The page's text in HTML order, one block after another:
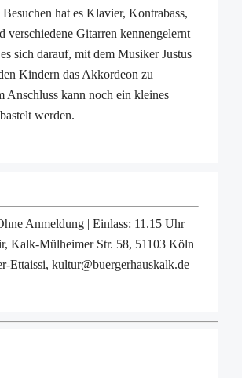
Besuchen hat es Klavier, Kontrabass,
verschiedene Gitarren kennengelernt
sich darauf, mit dem Musiker Justus
Kindern das Akkordeon zu
Anschluss kann noch ein kleines
werden.
Anmeldung | Einlass: 11.15 Uhr
Kalk-Mülheimer Str. 58, 51103 Köln
Ettaissi, kultur@buergerhauskalk.de